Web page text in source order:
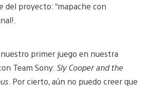
proyecto: “mapache con
nuestro primer juego en nuestra
Team Sony: Sly Cooper and the
. Por cierto, aún no puedo creer que